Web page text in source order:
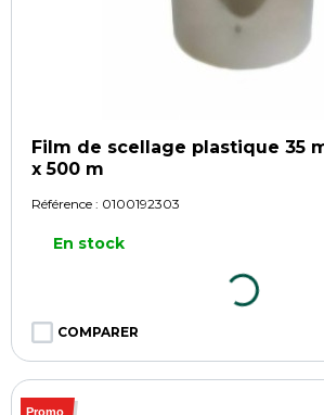
Film de scellage plastique 35
x 500 m
Référence : 0100192303
En stock
COMPARER
Promo